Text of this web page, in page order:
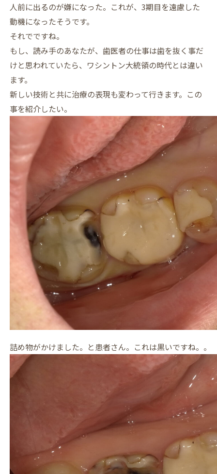
人前に出るのが嫌になった。これが、3期目を遠慮した
動機になったそうです。
それでですね。
もし、読み手のあなたが、歯医者の仕事は歯を抜く事だ
けと思われていたら、ワシントン大統領の時代とは違い
ます。
新しい技術と共に治療の表現も変わって行きます。この
事を紹介したい。
詰め物がかけました。と患者さん。これは黒いですね。。